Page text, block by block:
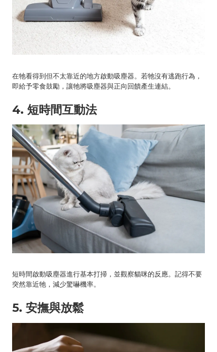
在牠看得到但不太靠近的地方啟動吸塵器。若牠沒有逃跑行為，
即給予零食鼓勵，讓牠將吸塵器與正向回饋產生連結。
4. 短時間互動法
短時間啟動吸塵器進行基本打掃，並觀察貓咪的反應。記得不要
突然靠近牠，減少驚嚇機率。
5. 安撫與放鬆